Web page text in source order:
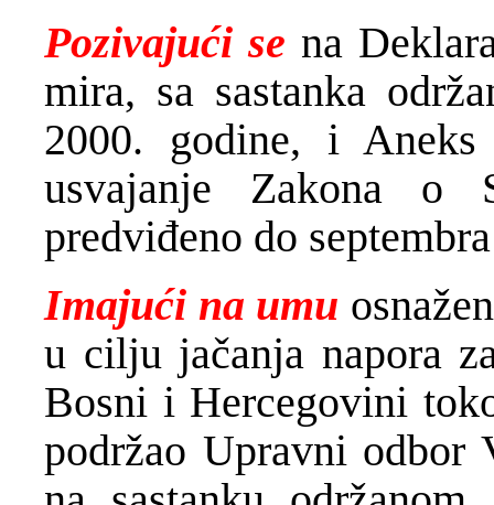
Pozivajući se na
mira, sa sastanka
2000. godine, i
usvajanje Zakona o
predviđeno do
Imajući na umu
u cilju jačanja napora
Bosni i Hercegovini
podržao Upravni odbor